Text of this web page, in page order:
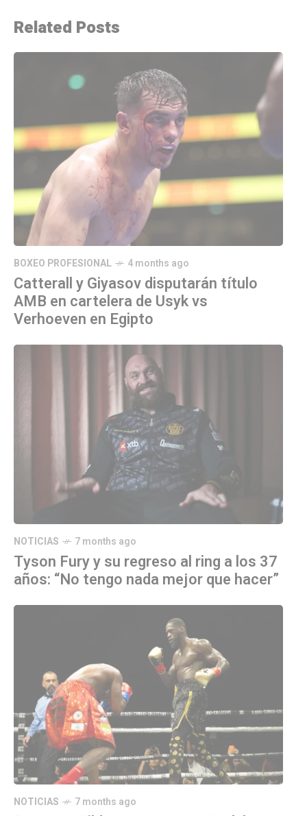
Related Posts
BOXEO PROFESIONAL 4 months ago
Catterall y Giyasov disputarán título
AMB en cartelera de Usyk vs
Verhoeven en Egipto
NOTICIAS 7 months ago
Tyson Fury y su regreso al ring a los 37
años: “No tengo nada mejor que hacer”
NOTICIAS 7 months ago